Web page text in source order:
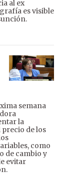
al ex
es visible
semana
la
de los
como
de cambio y
evitar